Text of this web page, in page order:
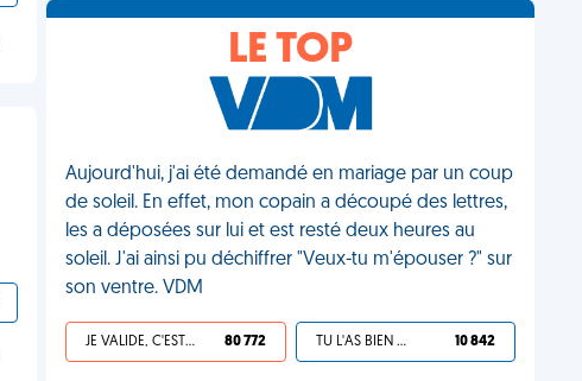
LE TOP
Aujourd'hui, j'ai été demandé en mariage par un coup
de soleil. En effet, mon copain a découpé des lettres,
les a déposées sur lui et est resté deux heures au
soleil. J'ai ainsi pu déchiffrer "Veux-tu m'épouser ?" sur
son ventre. VDM
JE VALIDE, C'EST UNE VDM 80 772 TU L'AS BIEN MÉRITÉ 10 842